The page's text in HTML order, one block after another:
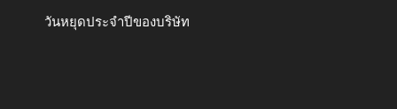
วันหยุดประจำปีของบริษัท